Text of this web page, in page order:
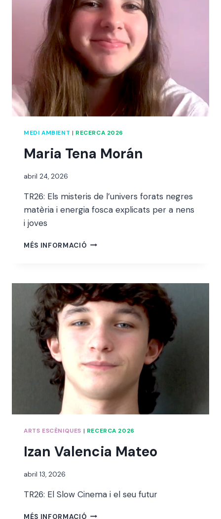
MEDI AMBIENT | RECERCA 2026
Maria Tena Morán
Per
bello i
abellà
abril 24, 2026
TR26: Els misteris de l’univers forats negres
matèria i energia fosca explicats per a nens
i joves
MÉS INFORMACIÓ MARIA
ARTS ESCÈNIQUES | RECERCA 2026
Izan Valencia Mateo
Per
bello i
abril 13, 2026
TR26: El Slow Cinema i el seu futur
MÉS INFORMACIÓ IZAN